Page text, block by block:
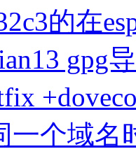
的在
gpg
一个域名